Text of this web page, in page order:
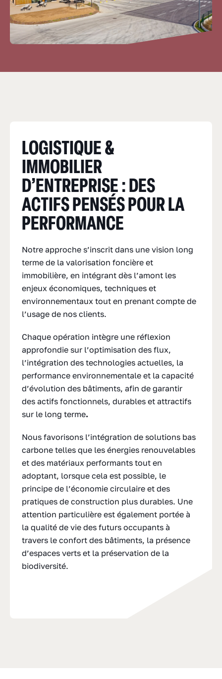
LOGISTIQUE &
IMMOBILIER
D’ENTREPRISE : DES
ACTIFS PENSÉS POUR LA
PERFORMANCE
Notre approche s’inscrit dans une vision long
terme de la valorisation foncière et
immobilière, en intégrant dès l’amont les
enjeux économiques, techniques et
environnementaux tout en prenant compte de
l’usage de nos clients.
Chaque opération intègre une réflexion
approfondie sur l’optimisation des flux,
l’intégration des technologies actuelles, la
performance environnementale et la capacité
d’évolution des bâtiments, afin de garantir
des actifs fonctionnels, durables et attractifs
sur le long terme.
Nous favorisons l’intégration de solutions bas
carbone telles que les énergies renouvelables
et des matériaux performants tout en
adoptant, lorsque cela est possible, le
principe de l’économie circulaire et des
pratiques de construction plus durables. Une
attention particulière est également portée à
la qualité de vie des futurs occupants à
travers le confort des bâtiments, la présence
d’espaces verts et la préservation de la
biodiversité.